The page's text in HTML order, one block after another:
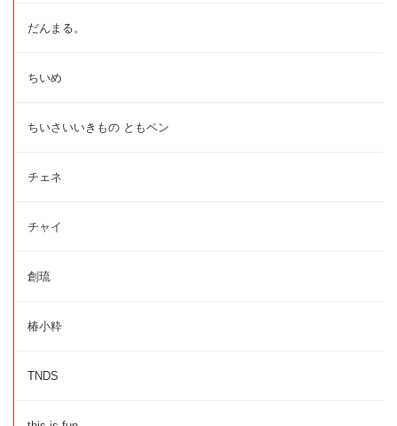
だんまる。
ちいめ
ちいさいいきもの ともペン
チェネ
チャイ
創琉
椿小粋
TNDS